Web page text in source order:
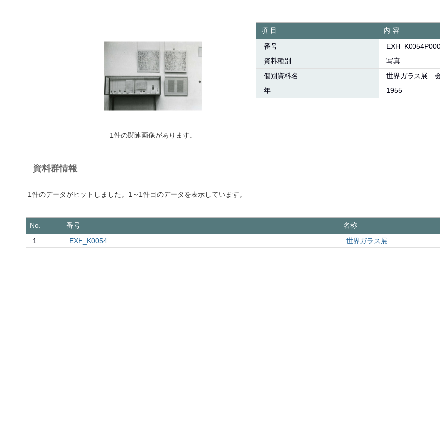
1件の関連画像があります。
項目
内容
番号
資料種別
写真
個別資料名
世界ガラス展
年
1955
資料群情報
1件のデータがヒットしました。1～1件目のデータを表示しています。
No. 番号
名称
1
EXH_K0054 世界ガラス展